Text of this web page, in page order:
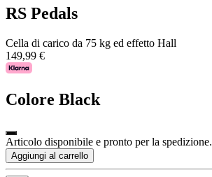
RS Pedals
Cella di carico da 75 kg ed effetto Hall
149,99 €
Colore Black
Articolo disponibile e pronto per la spedizione.
Aggiungi al carrello